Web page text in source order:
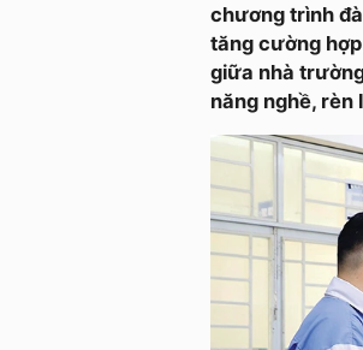
chương trình
tăng cường
giữa nhà
năng nghề,